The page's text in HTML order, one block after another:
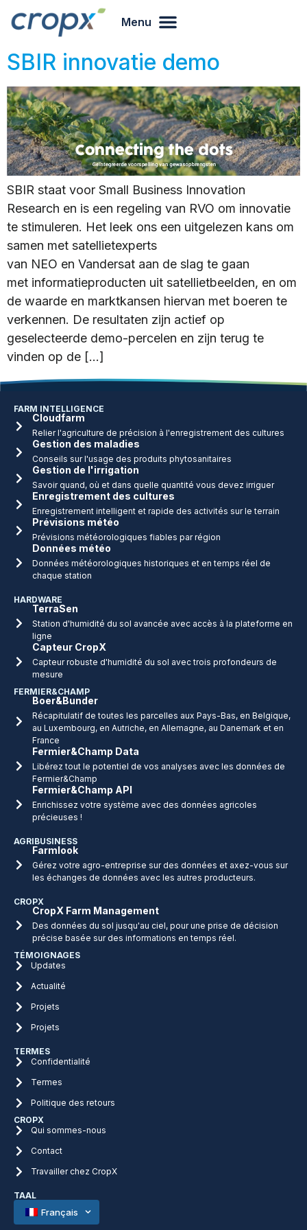
Menu
SBIR innovatie demo
SBIR staat voor Small Business Innovation
Research en is een regeling van RVO om innovatie
te stimuleren. Het leek ons een uitgelezen kans om
samen met satellietexperts
van NEO en Vandersat aan de slag te gaan
met informatieproducten uit satellietbeelden, en om
de waarde en marktkansen hiervan met boeren te
verkennen. De resultaten zijn actief op
geselecteerde demo-percelen en zijn terug te
vinden op de […]
FARM INTELLIGENCE
Cloudfarm
Relier l'agriculture de précision à l'enregistrement des cultures
Gestion des maladies
Conseils sur l'usage des produits phytosanitaires
Gestion de l'irrigation
Savoir quand, où et dans quelle quantité vous devez irriguer
Enregistrement des cultures
Enregistrement intelligent et rapide des activités sur le terrain
Prévisions météo
Prévisions météorologiques fiables par région
Données météo
Données météorologiques historiques et en temps réel de
chaque station
HARDWARE
TerraSen
Station d'humidité du sol avancée avec accès à la plateforme en
ligne
Capteur CropX
Capteur robuste d'humidité du sol avec trois profondeurs de
mesure
FERMIER&CHAMP
Boer&Bunder
Récapitulatif de toutes les parcelles aux Pays-Bas, en Belgique,
au Luxembourg, en Autriche, en Allemagne, au Danemark et en
France
Fermier&Champ Data
Libérez tout le potentiel de vos analyses avec les données de
Fermier&Champ
Fermier&Champ API
Enrichissez votre système avec des données agricoles
précieuses !
AGRIBUSINESS
Farmlook
Gérez votre agro-entreprise sur des données et axez-vous sur
les échanges de données avec les autres producteurs.
CROPX
CropX Farm Management
Des données du sol jusqu'au ciel, pour une prise de décision
précise basée sur des informations en temps réel.
TÉMOIGNAGES
Updates
Actualité
Projets
Projets
TERMES
Confidentialité
Termes
Politique des retours
CROPX
Qui sommes-nous
Contact
Travailler chez CropX
TAAL
Français